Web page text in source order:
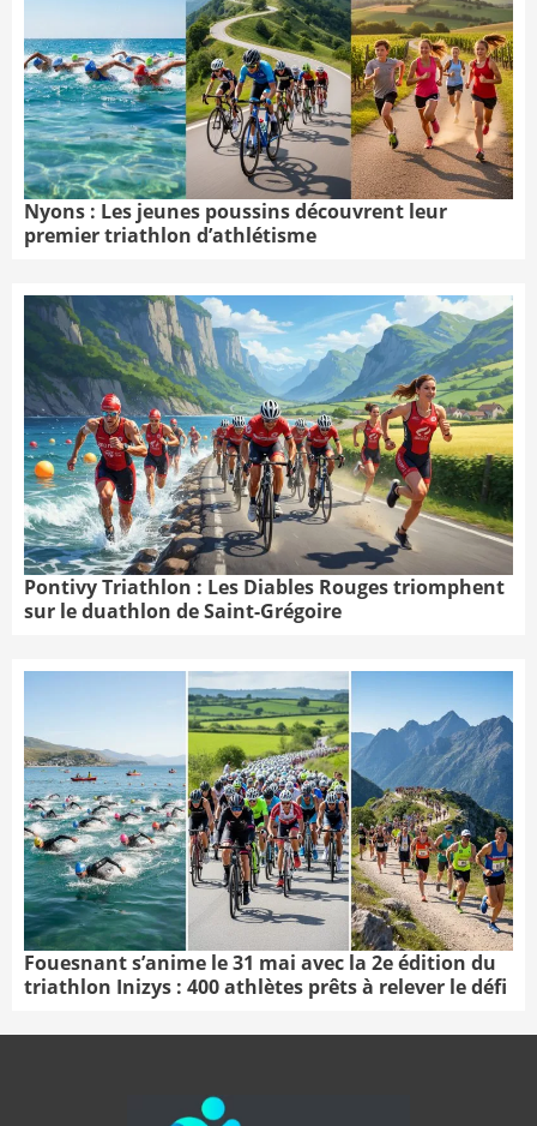
Nyons : Les jeunes poussins découvrent leur
premier triathlon d’athlétisme
Pontivy Triathlon : Les Diables Rouges triomphent
sur le duathlon de Saint-Grégoire
Fouesnant s’anime le 31 mai avec la 2e édition du
triathlon Inizys : 400 athlètes prêts à relever le défi